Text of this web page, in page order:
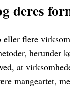
deres
eller flere
herunder
at
mangeartet,